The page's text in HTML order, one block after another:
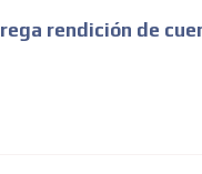
rendición de